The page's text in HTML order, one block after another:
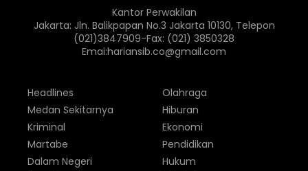
Kantor Perwakilan
Jakarta: Jln. Balikpapan No.3 Jakarta 10130, Telepon
(021)3847909-Fax: (021) 3850328
Emai:hariansib.co@gmail.com
Headlines
Medan Sekitarnya
Kriminal
Martabe
Dalam Negeri
Olahraga
Hiburan
Ekonomi
Pendidikan
Hukum